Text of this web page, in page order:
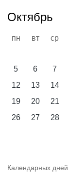
Октябрь
пн вт ср
5
6 7
12
13 14
19
20 21
26
27 28
Календарных дней